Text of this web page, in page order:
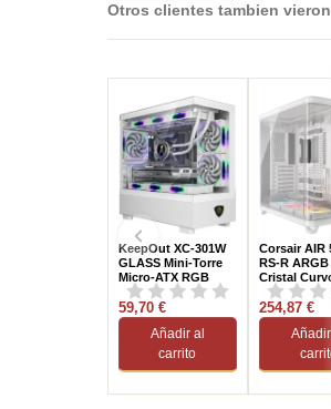
Otros clientes tambien vieron
KeepOut XC-301W
GLASS Mini-Torre
Micro-ATX RGB
Blanca
59,70 €
Añadir al
carrito
Corsair AIR
RS-R
Cristal
Cámara
254,87 €
Añadir